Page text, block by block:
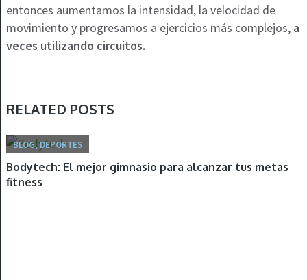
entonces aumentamos la intensidad, la velocidad de
movimiento y progresamos a ejercicios más complejos, a
veces utilizando circuitos.
RELATED POSTS
BLOG, DEPORTES
Bodytech: El mejor gimnasio para alcanzar tus metas
fitness